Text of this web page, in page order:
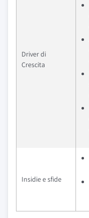
Driver di
Crescita
Insidie e sfide